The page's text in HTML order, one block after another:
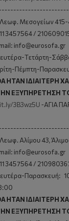
Μεσογείων 415-
3457564 /
info@eurosofa.gr
Τετάρτη-
Πέμπτη-
HTAN IΔIAITEPH
EΞYΠHPETHΣH
3B3wz5U -AΓIA
Αλίμου 43,
info@eurosofa.gr
3457564 /
Παρασκευή:
HTAN IΔIAITEPH
EΞYΠHPETHΣH